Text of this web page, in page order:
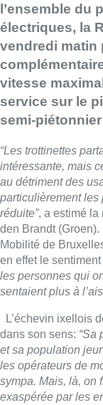
l’ensemble du
électriques, la
vendredi matin
vitesse
service sur le
semi-
“Les trottinettes
intéressante, mais
au détriment des
particulièrement les
réduite”, a estimé la
den Brandt (Groen).
Mobilité de
en effet le sentiment
les personnes qui
sentaient plus à
L’échevin ixellois
dans son sens: “Sa
et sa population
les opérateurs de
sympa. Mais, là, on
exaspérée par les